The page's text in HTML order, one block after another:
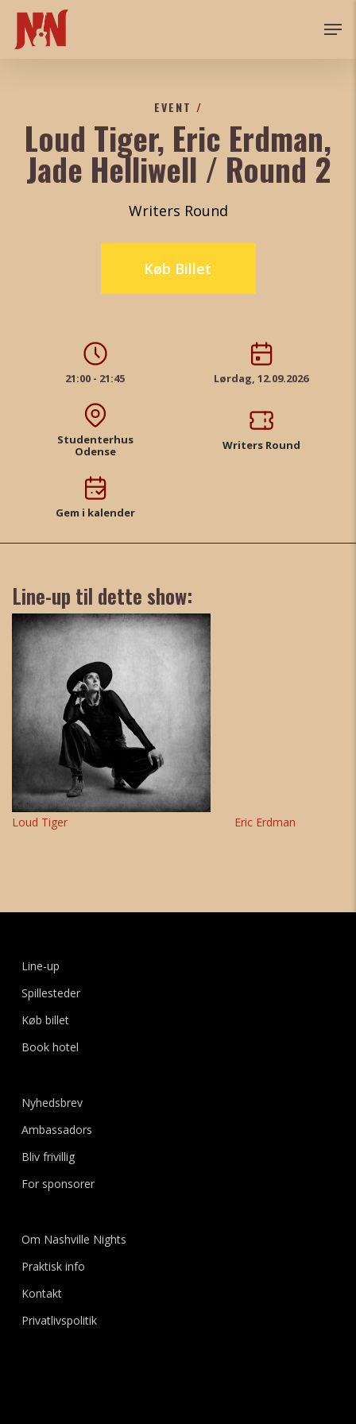
Skip
main
EVENT /
Loud Tiger, Eric Erdman,
Jade Helliwell / Round 2
Writers Round
Køb Billet
21:00 - 21:45 Lørdag, 12.09.2026
Studenterhus
Odense
Writers Round
Gem i kalender
Line-up til dette show:
Loud Tiger Eric Erdman
Line-up
Spillesteder
Køb billet
Book hotel
Nyhedsbrev
Ambassadors
Bliv frivillig
For sponsorer
Om Nashville Nights
Praktisk info
Kontakt
Privatlivspolitik